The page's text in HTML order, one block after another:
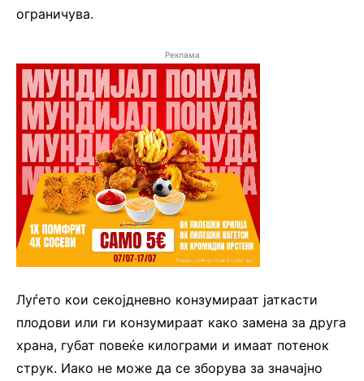
ограничува.
Реклама
Луѓето кои секојдневно конзумираат јаткасти
плодови или ги конзумираат како замена за друга
храна, губат повеќе килограми и имаат потенок
струк. Иако не може да се зборува за значајно